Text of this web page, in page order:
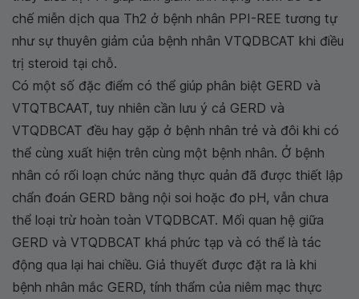
chế miễn dịch qua Th2 ở bệnh nhân PPI-REE tương tự
như sự thuyên giảm của bệnh nhân VTQDBCAT khi điều
trị steroid tại chỗ.
Có một số đặc điểm có thể giúp phân biệt GERD và
VTQTBCAAT, tuy nhiên cần lưu ý cả GERD và
VTQDBCAT đều hay gặp ở bệnh nhân trẻ và đôi khi có
thể cùng xuất hiện trên cùng một bệnh nhân. Ở bệnh
nhân có rối loạn chức năng thực quản đã được thiết lập
chẩn đoán GERD bằng nội soi hoặc đo pH, vẫn chưa
thể loại trừ hoàn toàn VTQDBCAT. Mối quan hệ giữa
GERD và VTQDBCAT khá phức tạp và có thể là tác
động qua lại hai chiều. Giả thuyết được đặt ra là khi
bệnh nhân mắc GERD, tính thẩm của niêm mạc thực